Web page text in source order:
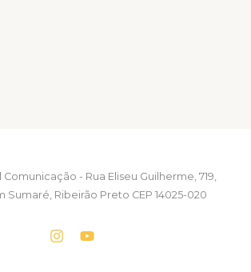
- Rua Eliseu Guilherme, 719,
Sumaré, Ribeirão Preto CEP 14025-020